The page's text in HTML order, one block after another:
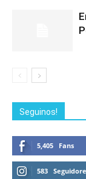
Seguinos!
5,405 Fans
583